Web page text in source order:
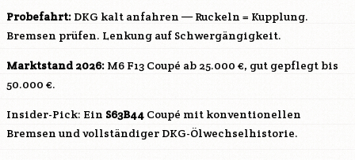
Probefahrt: DKG kalt anfahren — Ruckeln = Kupplung.
Bremsen prüfen. Lenkung auf Schwergängigkeit.
Marktstand 2026: M6 F13 Coupé ab 25.000 €, gut gepflegt bis
50.000 €.
Insider-Pick: Ein S63B44 Coupé mit konventionellen
Bremsen und vollständiger DKG-Ölwechselhistorie.